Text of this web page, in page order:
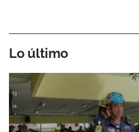
Lo último